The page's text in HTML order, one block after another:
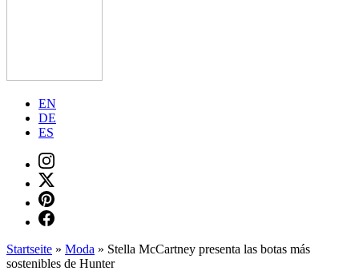
EN
DE
ES
Startseite » Moda » Stella McCartney presenta las botas más
sostenibles de Hunter